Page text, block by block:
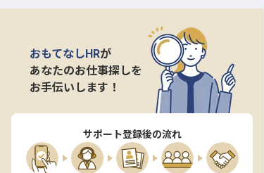
おもてなしHRが
あなたのお仕事探しを
お手伝いします！
サポート登録後の流れ